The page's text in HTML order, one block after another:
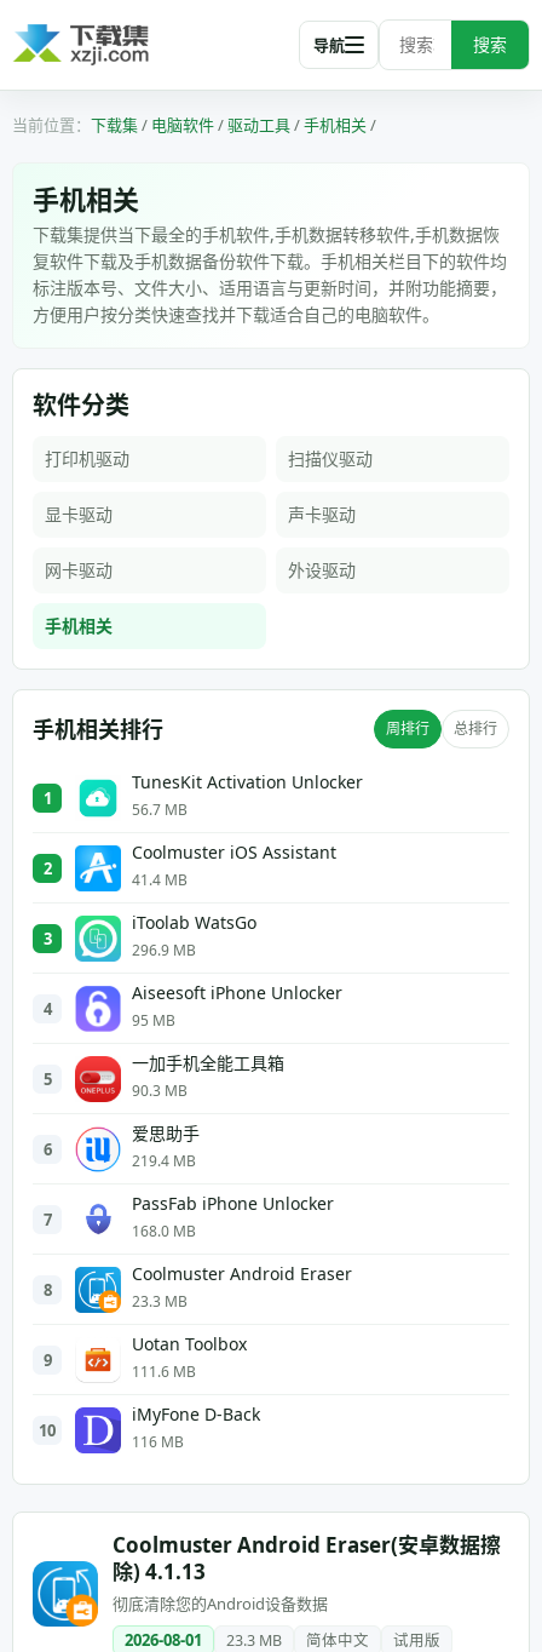
搜索
导航
下载集/ 电脑软件/驱动工具/手机相关/
手机相关
下载集提供当下最全的手机软件,手机数据转移软件,手机数据恢
复软件下载及手机数据备份软件下载。手机相关栏目下的软件均
标注版本号、文件大小、适用语言与更新时间，并附功能摘要，
方便用户按分类快速查找并下载适合自己的电脑软件。
软件分类
打印机驱动 扫描仪驱动
显卡驱动 声卡驱动
网卡驱动 外设驱动
手机相关
手机相关排行 周排行 总排行
1
TunesKit Activation Unlocker
56.7 MB
2
Coolmuster iOS Assistant
41.4 MB
3
iToolab WatsGo
296.9 MB
4
Aiseesoft iPhone Unlocker
95 MB
5
一加手机全能工具箱
90.3 MB
6
爱思助手
219.4 MB
7
PassFab iPhone Unlocker
168.0 MB
8
Coolmuster Android Eraser
23.3 MB
9
Uotan Toolbox
111.6 MB
10
iMyFone D-Back
116 MB
Coolmuster Android Eraser(安卓数据擦
除) 4.1.13
彻底清除您的Android设备数据
2026-08-01
23.3 MB 简体中文 试用版